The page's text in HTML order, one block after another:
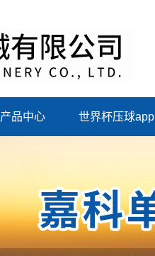
产品中心 世界杯压球app
公司